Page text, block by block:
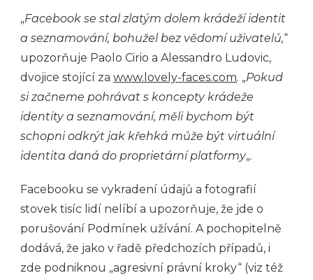
„Facebook se stal zlatým dolem krádeží identit
a seznamování, bohužel bez vědomí uživatelů,“
upozorňuje Paolo Cirio a Alessandro Ludovic,
dvojice stojící za www.lovely-faces.com. „Pokud
si začneme pohrávat s koncepty krádeže
identity a seznamování, měli bychom být
schopni odkrýt jak křehká může být virtuální
identita daná do proprietární platformy„.
Facebooku se vykradení údajů a fotografií
stovek tisíc lidí nelíbí a upozorňuje, že jde o
porušování Podmínek užívání. A pochopitelně
dodává, že jako v řadě předchozích případů, i
zde podniknou „agresivní právní kroky“ (viz též